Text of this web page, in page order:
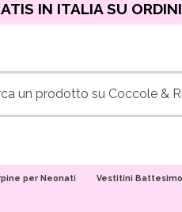
IN ITALIA SU
per Neonati Vestitini Battesimo